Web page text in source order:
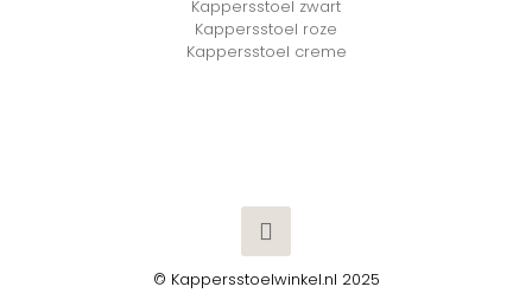
Kappersstoel zwart
Kappersstoel roze
Kappersstoel creme
© Kappersstoelwinkel.nl 2025